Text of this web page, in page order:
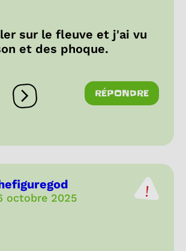
sur le fleuve et j'ai vu
et des phoque.
Ouvrir les réactions
RÉPONDRE
octobre 2025